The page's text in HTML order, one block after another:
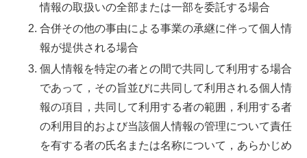
情報の取扱いの全部または一部を委託する場合
合併その他の事由による事業の承継に伴って個人情
報が提供される場合
個人情報を特定の者との間で共同して利用する場合
であって，その旨並びに共同して利用される個人情
報の項目，共同して利用する者の範囲，利用する者
の利用目的および当該個人情報の管理について責任
を有する者の氏名または名称について，あらかじめ